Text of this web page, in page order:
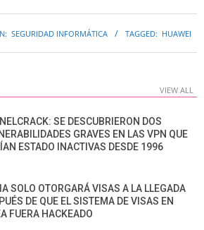
SEGURIDAD INFORMÁTICA TAGGED: HUAWEI
VIEW ALL
SE DESCUBRIERON DOS
GRAVES EN LAS VPN QUE
ESTADO INACTIVAS DESDE 1996
SOLO OTORGARÁ VISAS A LA LLEGADA
DE QUE EL SISTEMA DE VISAS EN
FUERA HACKEADO